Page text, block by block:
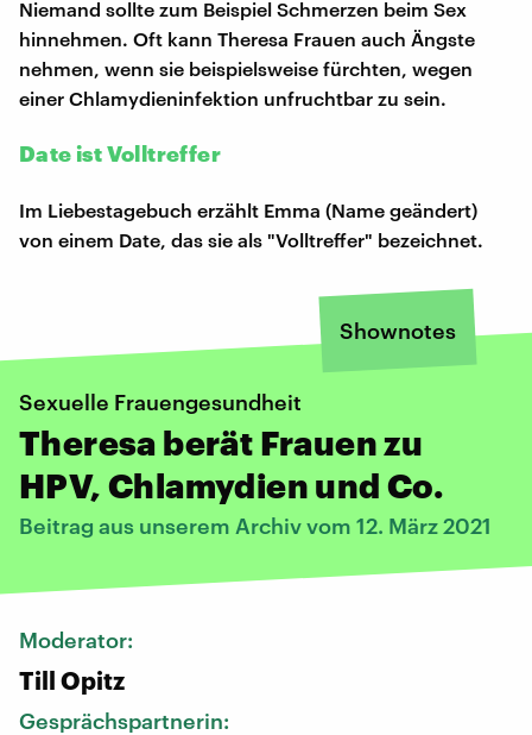
Niemand sollte zum Beispiel Schmerzen beim Sex
hinnehmen. Oft kann Theresa Frauen auch Ängste
nehmen, wenn sie beispielsweise fürchten, wegen
einer Chlamydieninfektion unfruchtbar zu sein.
Date ist Volltreffer
Im Liebestagebuch erzählt Emma (Name geändert)
von einem Date, das sie als "Volltreffer" bezeichnet.
Shownotes
Sexuelle Frauengesundheit
Theresa berät Frauen zu
HPV, Chlamydien und Co.
Beitrag aus unserem Archiv vom 12. März 2021
Moderator:
Till Opitz
Gesprächspartnerin: